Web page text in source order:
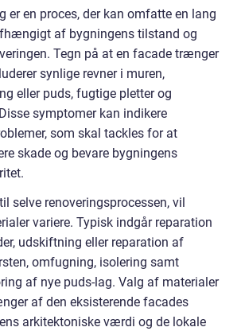
er en proces, der kan omfatte en lang
af bygningens tilstand og
Tegn på at en facade trænger
synlige revner i muren,
eller puds, fugtige pletter og
symptomer kan indikere
som skal tackles for at
skade og bevare bygningens
selve renoveringsprocessen, vil
variere. Typisk indgår reparation
udskiftning eller reparation af
omfugning, isolering samt
af nye puds-lag. Valg af materialer
af den eksisterende facades
arkitektoniske værdi og de lokale